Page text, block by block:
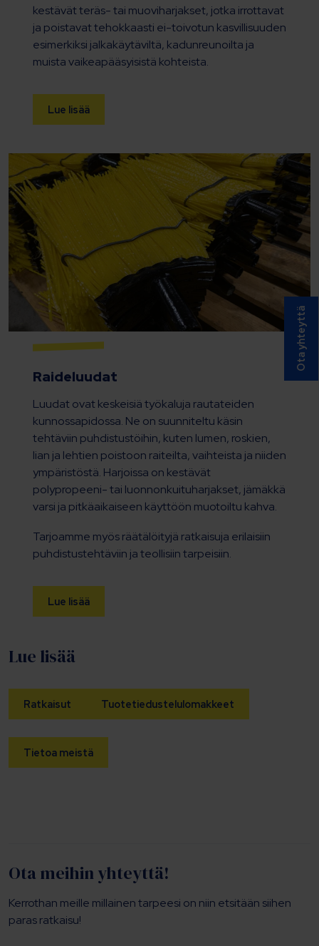
kestävät teräs- tai muoviharjakset, jotka irrottavat
ja poistavat tehokkaasti ei-toivotun kasvillisuuden
esimerkiksi jalkakäytäviltä, kadunreunoilta ja
muista vaikeapääsyisistä kohteista.
Lue lisää
Raideluudat
Luudat ovat keskeisiä työkaluja rautateiden
kunnossapidossa. Ne on suunniteltu käsin
tehtäviin puhdistustöihin, kuten lumen, roskien,
lian ja lehtien poistoon raiteilta, vaihteista ja niiden
ympäristöstä. Harjoissa on kestävät
polypropeeni- tai luonnonkuituharjakset, jämäkkä
varsi ja pitkäaikaiseen käyttöön muotoiltu kahva.
Tarjoamme myös räätälöityjä ratkaisuja erilaisiin
puhdistustehtäviin ja teollisiin tarpeisiin.
Lue lisää
Lue lisää
Ratkaisut Tuotetiedustelulomakkeet
Tietoa meistä
Ota meihin yhteyttä!
Kerrothan meille millainen tarpeesi on niin etsitään siihen
paras ratkaisu!
Ota yhteyttä